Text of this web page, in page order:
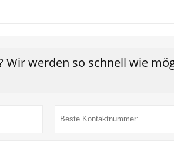
Wir werden so schnell wie